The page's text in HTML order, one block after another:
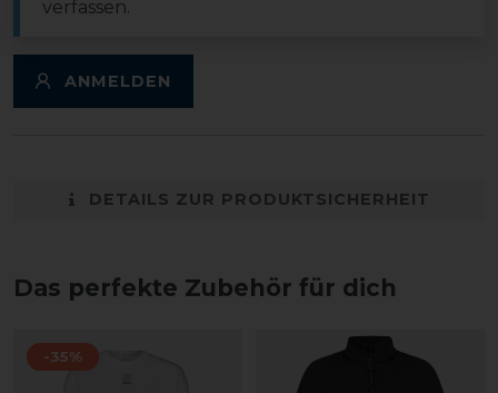
verfassen.
ANMELDEN
DETAILS ZUR PRODUKTSICHERHEIT
Das perfekte Zubehör für dich
-35%